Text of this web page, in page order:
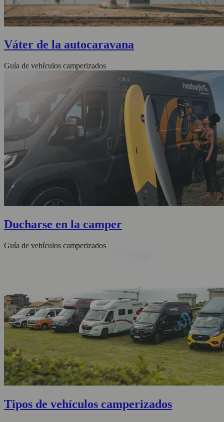
Váter de la autocaravana
Guía de vehículos camperizados
Ducharse en la camper
Guía de vehículos camperizados
Tipos de vehículos camperizados